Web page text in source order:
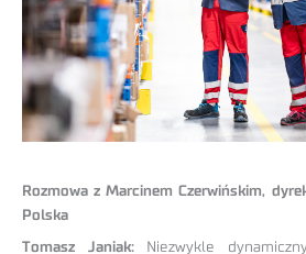
Rozmowa z Marcinem Czerwińskim,
Polska
Tomasz Janiak:Niezwykle